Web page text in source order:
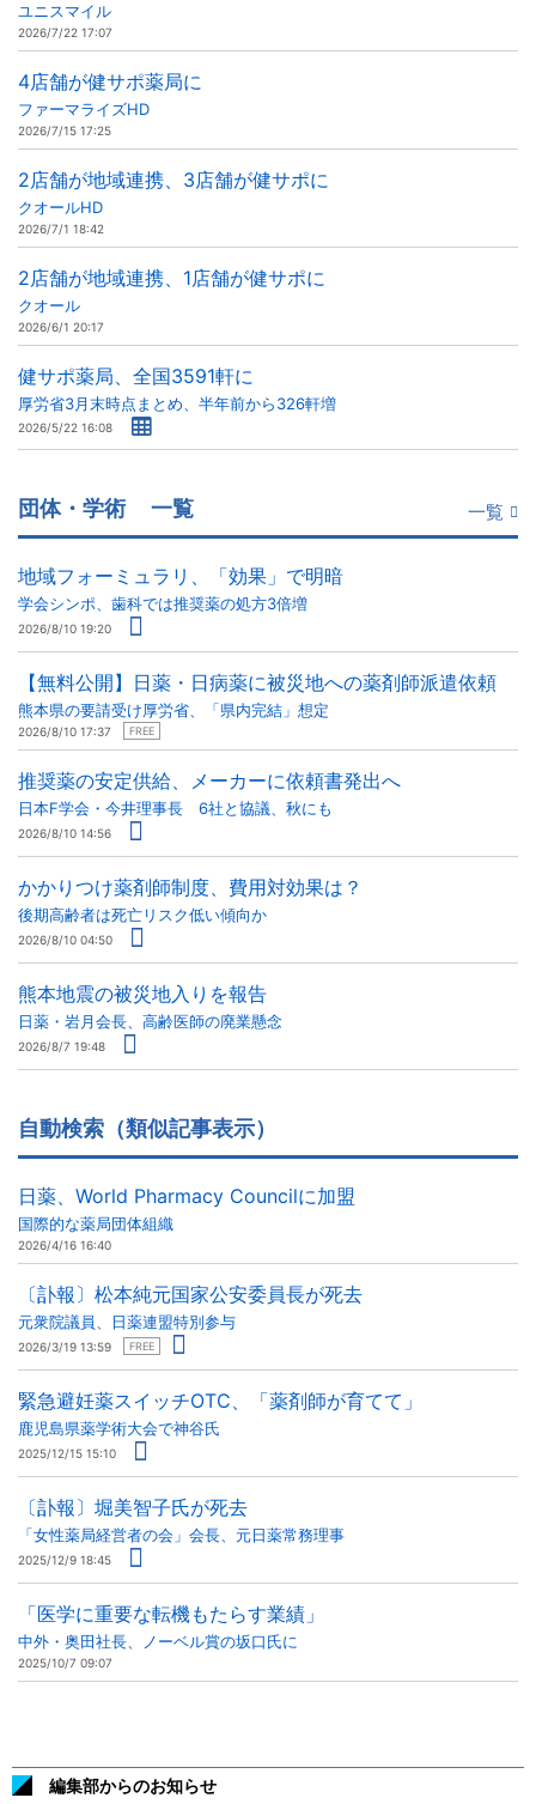
ユニスマイル
2026/7/22 17:07
4店舗が健サポ薬局に
ファーマライズHD
2026/7/15 17:25
2店舗が地域連携、3店舗が健サポに
クオールHD
2026/7/1 18:42
2店舗が地域連携、1店舗が健サポに
クオール
2026/6/1 20:17
健サポ薬局、全国3591軒に
厚労省3月末時点まとめ、半年前から326軒増
2026/5/22 16:08
団体・学術 一覧 一覧
地域フォーミュラリ、「効果」で明暗
学会シンポ、歯科では推奨薬の処方3倍増
2026/8/10 19:20
【無料公開】日薬・日病薬に被災地への薬剤師派遣依頼
熊本県の要請受け厚労省、「県内完結」想定
2026/8/10 17:37 FREE
推奨薬の安定供給、メーカーに依頼書発出へ
日本F学会・今井理事長 6社と協議、秋にも
2026/8/10 14:56
かかりつけ薬剤師制度、費用対効果は？
後期高齢者は死亡リスク低い傾向か
2026/8/10 04:50
熊本地震の被災地入りを報告
日薬・岩月会長、高齢医師の廃業懸念
2026/8/7 19:48
自動検索（類似記事表示）
日薬、World Pharmacy Councilに加盟
国際的な薬局団体組織
2026/4/16 16:40
〔訃報〕松本純元国家公安委員長が死去
元衆院議員、日薬連盟特別参与
2026/3/19 13:59 FREE
緊急避妊薬スイッチOTC、「薬剤師が育てて」
鹿児島県薬学術大会で神谷氏
2025/12/15 15:10
〔訃報〕堀美智子氏が死去
「女性薬局経営者の会」会長、元日薬常務理事
2025/12/9 18:45
「医学に重要な転機もたらす業績」
中外・奥田社長、ノーベル賞の坂口氏に
2025/10/7 09:07
編集部からのお知らせ